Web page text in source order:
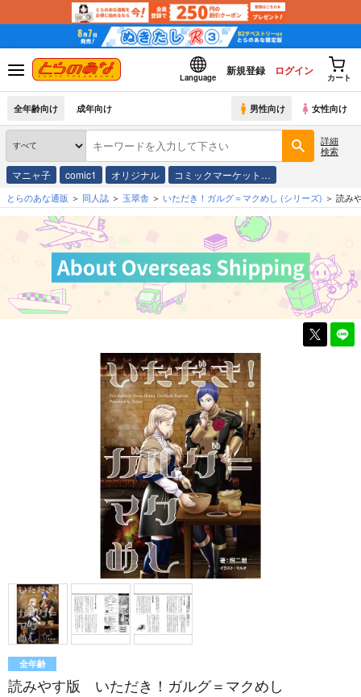
Language
新規登録 ログイン
カート
全年齢向け 成年向け 男性向け 女性向け
詳細
検索
マニャ子 comic1 オリジナル コミックマーケット…
とらのあな通販 同人誌 玉翠舎 いただき！ガルグ＝マクめし (シリーズ) 読み
全年齢
読みやす版 いただき！ガルグ＝マクめし